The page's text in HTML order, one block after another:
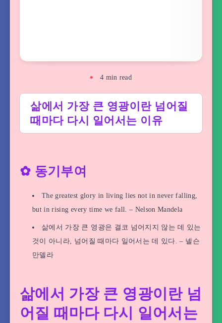
4 min read
삶에서 가장 큰 영광이란 넘어질
때마다 다시 일어서는 이유
✿ 동기부여
The greatest glory in living lies not in never falling,
but in rising every time we fall. – Nelson Mandela
삶에서 가장 큰 영광은 결코 넘어지지 않는 데 있는
것이 아니라, 넘어질 때마다 일어서는 데 있다. – 넬슨
만델라
삶에서 가장 큰 영광이란 넘
어질 때마다 다시 일어서는